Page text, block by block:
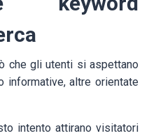
che gli utenti si aspettano
informative, altre orientate
intento attirano visitatori